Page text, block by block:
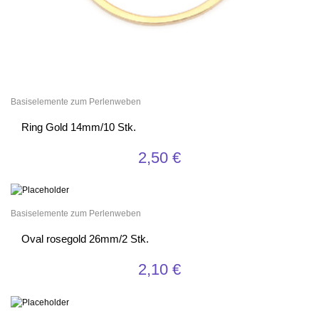
Basiselemente zum Perlenweben
Ring Gold 14mm/10 Stk.
2,50 €
Basiselemente zum Perlenweben
Oval rosegold 26mm/2 Stk.
2,10 €